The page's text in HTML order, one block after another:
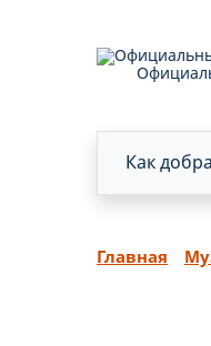
Как
Главная